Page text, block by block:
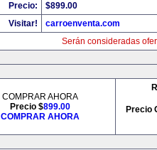
Precio:
$899.00
Visitar!
carroenventa.com
Serán consideradas
COMPRAR AHORA
Precio $899.00
COMPRAR AHORA
Precio